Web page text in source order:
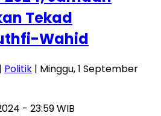
Tekad
Wahid
| Politik | Minggu, 1 September
- 23:59 WIB